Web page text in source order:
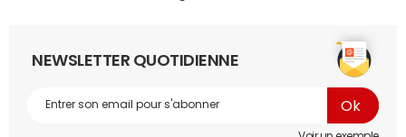
NEWSLETTER QUOTIDIENNE